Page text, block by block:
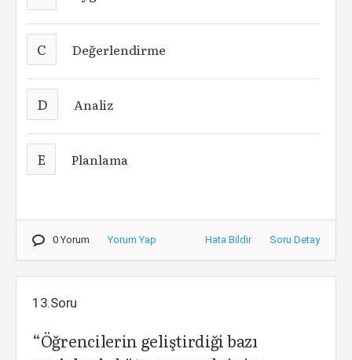
C Değerlendirme
D Analiz
E Planlama
0 Yorum Yorum Yap Hata Bildir Soru Detay
13.Soru
“Öğrencilerin geliştirdiği bazı